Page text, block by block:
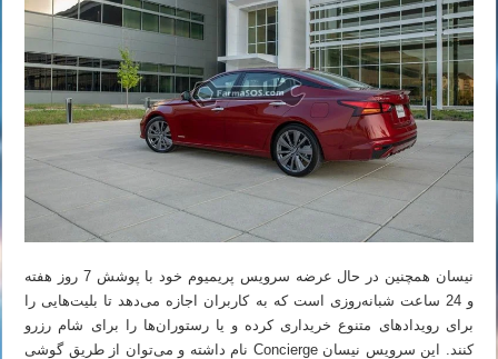
نیسان همچنین در حال عرضه سرویس پریمیوم خود با پوشش 7 روز هفته
و 24 ساعت شبانه‌روزی است که به کاربران اجازه می‌دهد تا بلیت‌هایی را
برای رویدادهای متنوع خریداری کرده و یا رستوران‌ها را برای شام رزرو
کنند. این سرویس نیسان Concierge نام داشته و می‌توان از طریق گوشی